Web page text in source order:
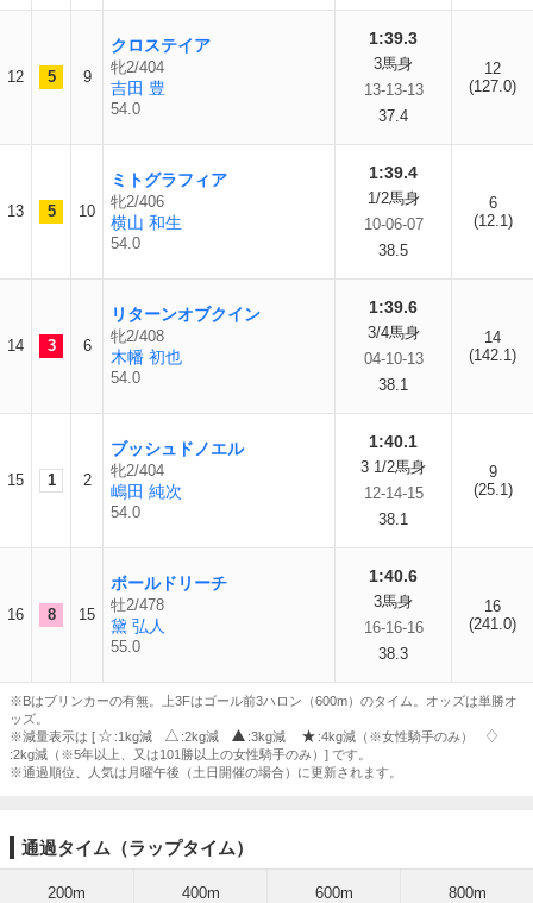
12 5 9
クロステイア
牝2/404
吉田 豊
54.0
1:39.3
3馬身
13-13-13
37.4
12
(127.0)
13 5 10
ミトグラフィア
牝2/406
横山 和生
54.0
1:39.4
1/2馬身
10-06-07
38.5
6
(12.1)
14 3 6
リターンオブクイン
牝2/408
木幡 初也
54.0
1:39.6
3/4馬身
04-10-13
38.1
14
(142.1)
15 1 2
ブッシュドノエル
牝2/404
嶋田 純次
54.0
1:40.1
3 1/2馬身
12-14-15
38.1
9
(25.1)
16 8 15
ボールドリーチ
牡2/478
黛 弘人
55.0
1:40.6
3馬身
16-16-16
38.3
16
(241.0)
※Bはブリンカーの有無。上3Fはゴール前3ハロン（600m）のタイム。オッズは単勝オ
ッズ。
※減量表示は [
:1kg減 :2kg減 :3kg減
:4kg減（※女性騎手のみ）
:2kg減（※5年以上、又は101勝以上の女性騎手のみ）] です。
※通過順位、人気は月曜午後（土日開催の場合）に更新されます。
通過タイム（ラップタイム）
200m 400m 600m 800m